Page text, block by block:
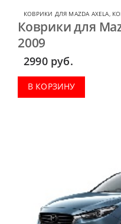
КОВРИКИ ДЛЯ MAZDA AXELA,
Коврики для
2009
2990 руб.
В КОРЗИНУ